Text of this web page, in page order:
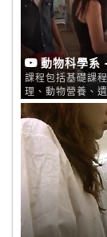
動物科學系
課程包括基礎課
理、動物營養、
加工、動物行為
設備，如遺傳、
飼料成分分析、
校內小規模之禽
之試驗牧場，場
地，供師生教學
http://